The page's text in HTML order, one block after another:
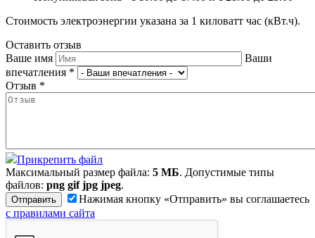
Стоимость электроэнергии указана за 1 киловатт час (кВт.ч).
Оставить отзыв
Ваше имя
Ваши
впечатления *
Отзыв *
Прикрепить файл
Максимальный размер файла: 5 МБ. Допустимые типы
файлов: png gif jpg jpeg.
Нажимая кнопку «Отправить» вы соглашаетесь
с правилами сайта